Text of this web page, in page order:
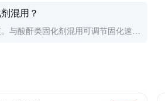
关食品安全标准。
混用？
与酸酐类固化剂混用可调节固化速